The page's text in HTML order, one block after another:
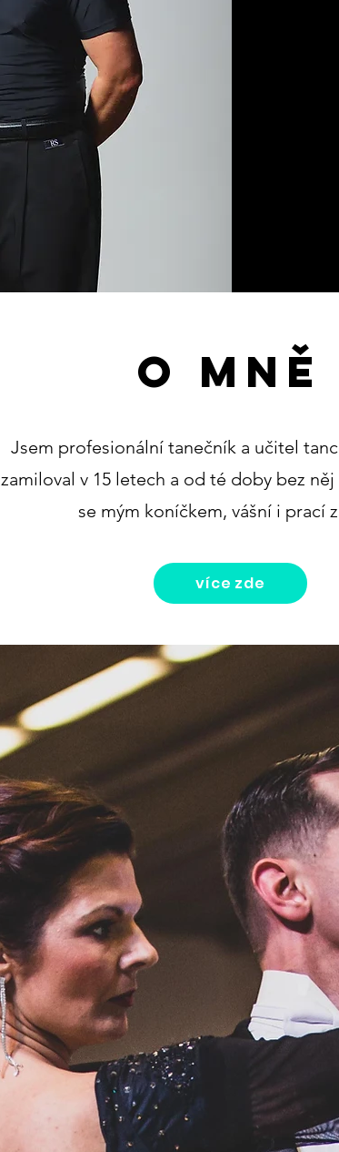
o mně
Jsem profesionální tanečník a učitel
zamiloval v 15 letech a od té doby bez
se mým koníčkem, vášní i prací
více zde